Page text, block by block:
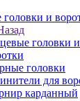
и
головки
головки
для
карданный